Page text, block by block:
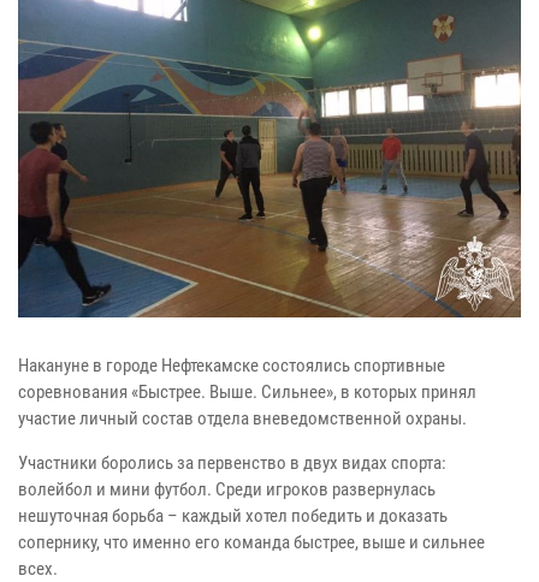
Накануне в городе Нефтекамске состоялись спортивные
соревнования «Быстрее. Выше. Сильнее», в которых принял
участие личный состав отдела вневедомственной охраны.
Участники боролись за первенство в двух видах спорта:
волейбол и мини футбол. Среди игроков развернулась
нешуточная борьба – каждый хотел победить и доказать
сопернику, что именно его команда быстрее, выше и сильнее
всех.